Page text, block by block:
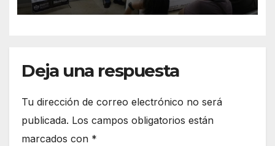
Deja una respuesta
Tu dirección de correo electrónico no será
publicada. Los campos obligatorios están
marcados con *